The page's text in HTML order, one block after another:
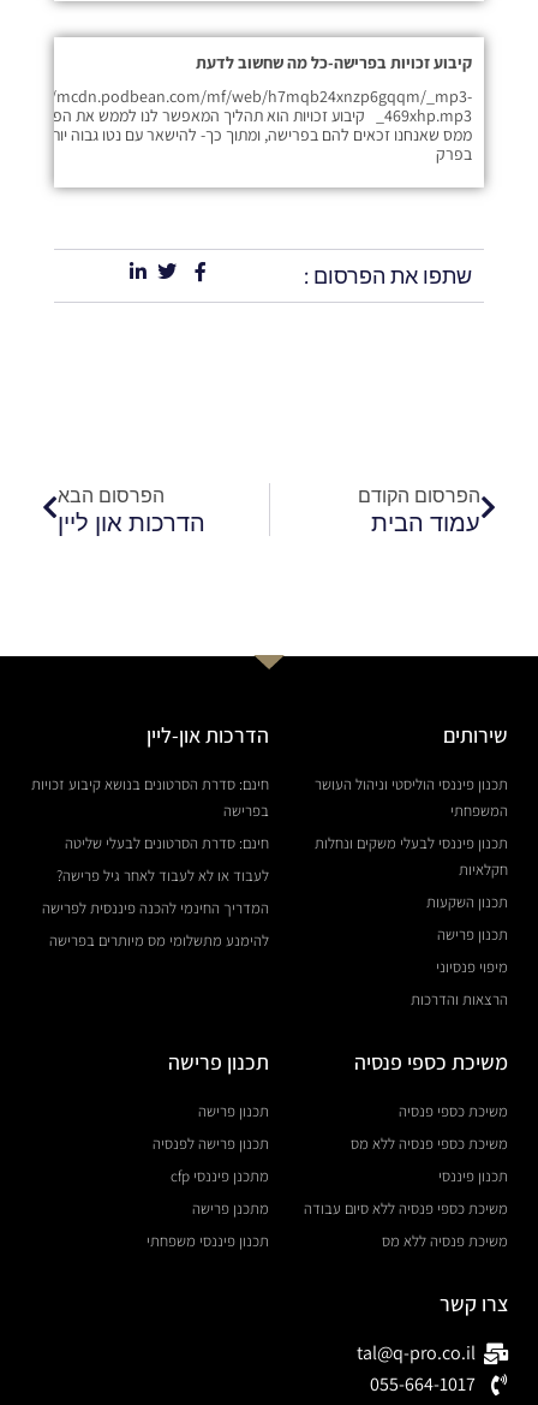
קיבוע זכויות בפרישה-כל מה שחשוב לדעת
https://mcdn.podbean.com/mf/web/h7mqb24xnzp6gqqm/_mp3-
_469xhp.mp3 קיבוע זכויות הוא תהליך המאפשר לנו לממש את הפטורים
ממס שאנחנו זכאים להם בפרישה, ומתוך כך- להישאר עם נטו גבוה יותר ביד.
בפרק
שתפו את הפרסום :
הפרסום הקודם
עמוד הבית
הפרסום הבא
הדרכות און ליין
שירותים
תכנון פיננסי הוליסטי וניהול העושר
המשפחתי
תכנון פיננסי לבעלי משקים ונחלות
חקלאיות
תכנון השקעות
תכנון פרישה
מיפוי פנסיוני
הרצאות והדרכות
הדרכות און-ליין
חינם: סדרת הסרטונים בנושא קיבוע זכויות
בפרישה
חינם: סדרת הסרטונים לבעלי שליטה
לעבוד או לא לעבוד לאחר גיל פרישה?
המדריך החינמי להכנה פיננסית לפרישה
להימנע מתשלומי מס מיותרים בפרישה
משיכת כספי פנסיה
משיכת כספי פנסיה
משיכת כספי פנסיה ללא מס
תכנון פיננסי
משיכת כספי פנסיה ללא סיום עבודה
משיכת פנסיה ללא מס
תכנון פרישה
תכנון פרישה
תכנון פרישה לפנסיה
מתכנן פיננסי cfp
מתכנן פרישה
תכנון פיננסי משפחתי
צרו קשר
tal@q-pro.co.il
055-664-1017